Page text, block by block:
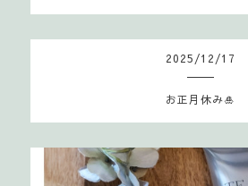
2025/12/17
お正月休み🎍